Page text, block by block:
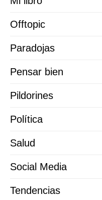
Offtopic
Paradojas
Pensar bien
Pildorines
Política
Salud
Social Media
Tendencias